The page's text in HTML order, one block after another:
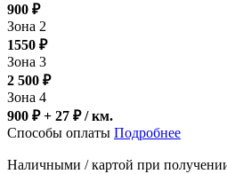
900 ₽
Зона 2
1550 ₽
Зона 3
2 500 ₽
Зона 4
900 ₽ + 27 ₽/ км.
Способы оплаты Подробнее
Наличными / картой при